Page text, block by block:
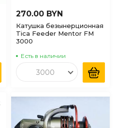
270.00 BYN
Катушка безынерционная
Tica Feeder Mentor FM
3000
Есть в наличии
3000